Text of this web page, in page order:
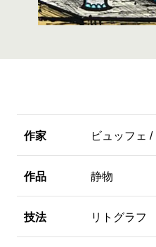
作家 ビュッフェ /
作品 静物
技法 リトグラフ